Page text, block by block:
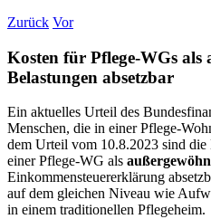
Zurück Vor
Kosten für Pflege-WGs als
Belastungen absetzbar
Ein aktuelles Urteil des
Menschen, die in einer Pflege-
dem Urteil vom 10.8.2023 sind
einer Pflege-WG als
Einkommensteuererklärung
auf dem gleichen Niveau wie
in einem traditionellen Pflegeheim.